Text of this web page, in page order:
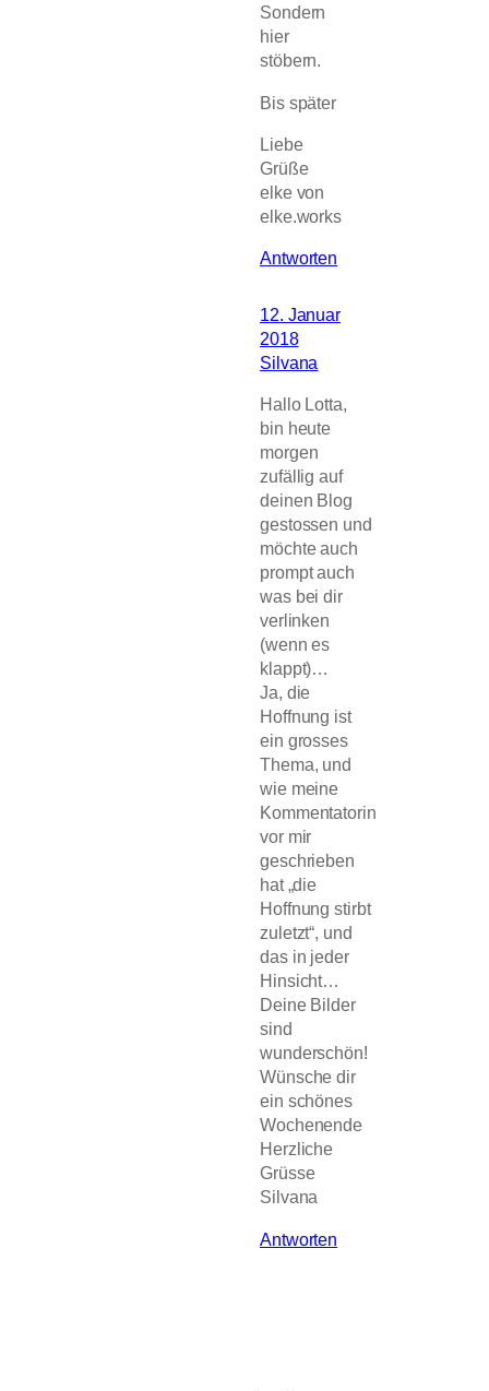
Sondern
hier
stöbern.
Bis später
Liebe
Grüße
elke von
elke.works
Antworten
12. Januar
2018
Silvana
Hallo Lotta,
bin heute
morgen
zufällig auf
deinen Blog
gestossen und
möchte auch
prompt auch
was bei dir
verlinken
(wenn es
klappt)…
Ja, die
Hoffnung ist
ein grosses
Thema, und
wie meine
Kommentatorin
vor mir
geschrieben
hat „die
Hoffnung stirbt
zuletzt“, und
das in jeder
Hinsicht…
Deine Bilder
sind
wunderschön!
Wünsche dir
ein schönes
Wochenende
Herzliche
Grüsse
Silvana
Antworten